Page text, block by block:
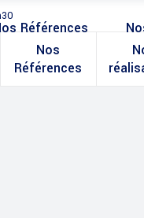
Nos
Références
Références